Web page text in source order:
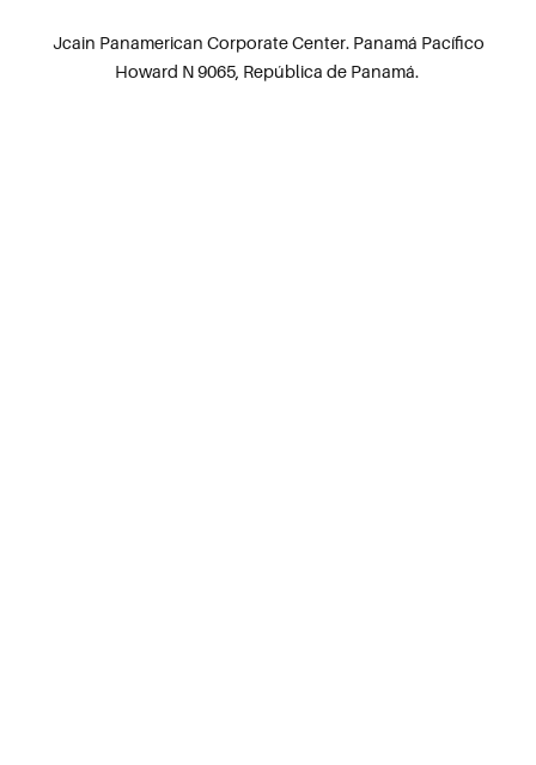
Jcain Panamerican Corporate Center. Panamá Pacífico
Howard N 9065, República de Panamá.